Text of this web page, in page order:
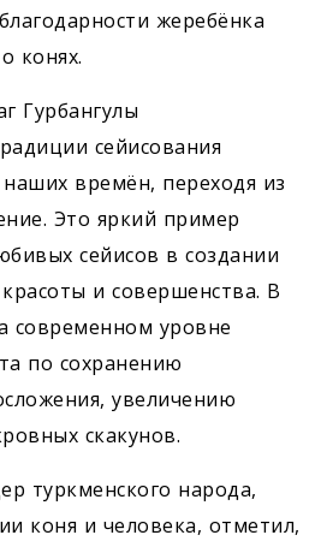
жеребёнка
конях.
Гурбангулы
сейисования
времён, переходя из
Это яркий пример
сейисов в создании
и совершенства. В
современном уровне
по сохранению
увеличению
скакунов.
туркменского народа,
коня и человека, отметил,